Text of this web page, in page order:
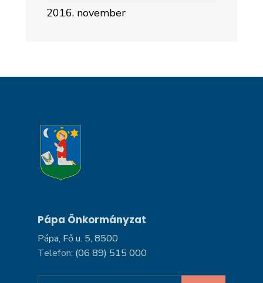
2016. november
Pápa Önkormányzat
Pápa, Fő u. 5, 8500
Telefon: (06 89) 515 000